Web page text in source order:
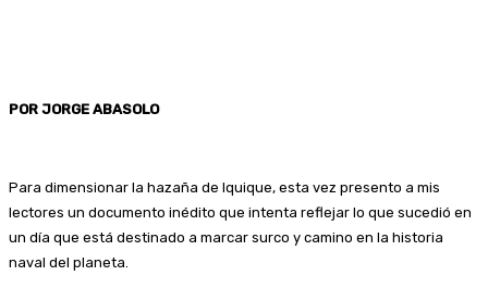
POR JORGE ABASOLO
Para dimensionar la hazaña de Iquique, esta vez presento a mis
lectores un documento inédito que intenta reflejar lo que sucedió en
un día que está destinado a marcar surco y camino en la historia
naval del planeta.